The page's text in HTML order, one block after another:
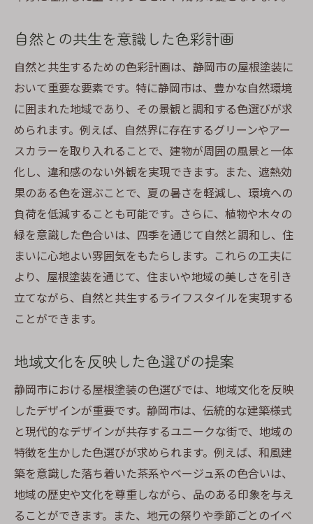
自然との共生を意識した色彩計画
自然と共生するための色彩計画は、静岡市の屋根塗装に
おいて重要な要素です。特に静岡市は、豊かな自然環境
に囲まれた地域であり、その景観と調和する色選びが求
められます。例えば、自然界に存在するグリーンやアー
スカラーを取り入れることで、建物が周囲の風景と一体
化し、違和感のない外観を実現できます。また、遮熱効
果のある色を選ぶことで、夏の暑さを軽減し、環境への
負荷を低減することも可能です。さらに、植物や木々の
緑を意識した色合いは、四季を通じて自然と調和し、住
まいに心地よい雰囲気をもたらします。これらの工夫に
より、屋根塗装を通じて、住まいや地域の美しさを引き
立てながら、自然と共生するライフスタイルを実現する
ことができます。
地域文化を反映した色選びの提案
静岡市における屋根塗装の色選びでは、地域文化を反映
したデザインが重要です。静岡市は、伝統的な建築様式
と現代的なデザインが共存するユニークな街で、地域の
特徴を生かした色選びが求められます。例えば、和風建
築を意識した落ち着いた茶系やベージュ系の色合いは、
地域の歴史や文化を尊重しながら、品のある印象を与え
ることができます。また、地元の祭りや季節ごとのイベ